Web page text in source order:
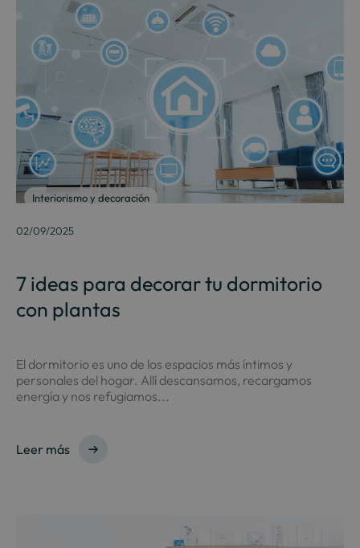
Interiorismo y decoración
02/09/2025
7 ideas para decorar tu dormitorio
con plantas
El dormitorio es uno de los espacios más íntimos y
personales del hogar. Allí descansamos, recargamos
energía y nos refugiamos...
Leer más